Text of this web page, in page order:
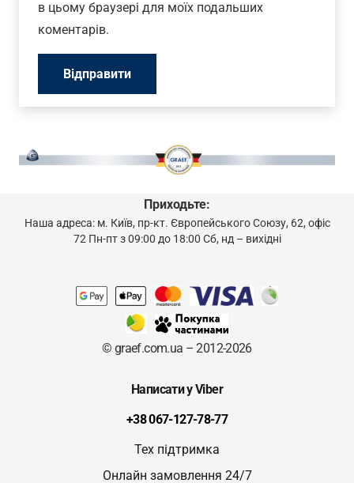
в цьому браузері для моїх подальших
коментарів.
Приходьте:
Наша адреса: м. Київ, пр-кт. Європейського Союзу, 62, офіс
72 Пн-пт з 09:00 до 18:00 Сб, нд – вихідні
© graef.com.ua – 2012-2026
Написати у Viber
+38 067-127-78-77
Тех підтримка
Онлайн замовлення 24/7